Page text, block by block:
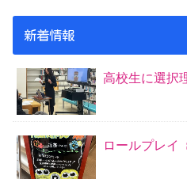
新着情報
高校生に選択
ロールプレイ